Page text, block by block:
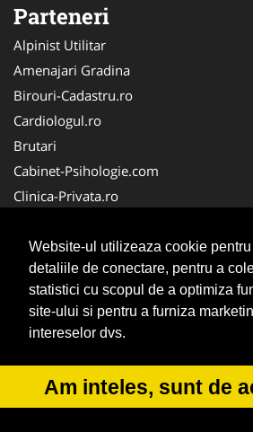
Website-ul utilizeaza cookie
detaliile de conectare, pentru a
statistici cu scopul de a optimiza
site-ului si pentru a furniza
intereselor dvs.
Am inteles, sunt de
Parteneri
Alpinist Utilitar
Amenajari Gradina
Birouri-Cadastru.ro
Cardiologul.ro
Brutari
Cabinet-Psihologie.com
Clinica-Privata.ro
Cabinet-Individual.ro
CentruInchirieri.ro
Echipamente Romania
MedicAcupunctura.ro
© 2014-2026 Powered byVilonMedia
ANPC SOL